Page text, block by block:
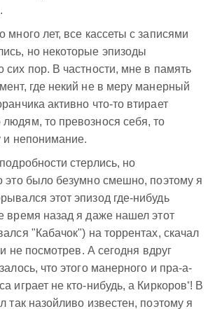
лет, все кассеты с записями
но некоторые эпизоды
сих пор. В частности, мне в память
где некий не в меру манерный
активно что-то втирает
то превознося себя, то
и непонимание.
стерлись, но
это было безумно смешно, поэтому я
этот эпизод где-нибудь
время назад я даже нашел этот
"Кабачок") на торрентах, скачал
не посмотрев. А сегодня вдруг
что этого манерного и пра-а-
играет не кто-нибудь, а Киркоров*! В
так назойливо известен, поэтому я